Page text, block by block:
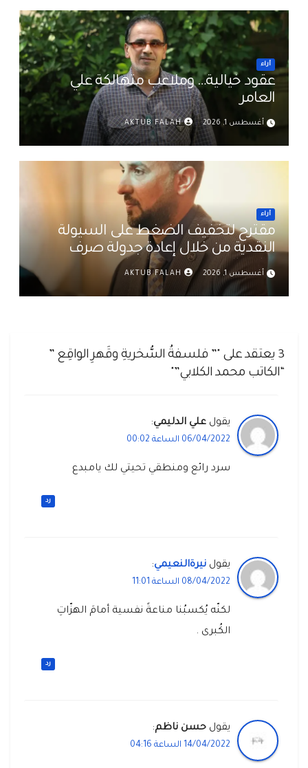
أراء
عقود خيالية… وملاعب متهالكة علي
العامر
أغسطس 1, 2026 AKTUB FALAH
أراء
مقترح لتخفيف الضغط على السيولة
النقدية من خلال إعادة جدولة صرف
رواتب الموظفين في العراق د. عمر حميد
أغسطس 1, 2026 AKTUB FALAH
3 يعتقد على "” فلسفةُ السُّخريةِ وقَهرِ الواقِع ”
“الكاتب محمد الكلابي”"
يقول علي الدليمي:
06/04/2022 الساعة 00:02
سرد رائع ومنطقي تحيتي لك يامبدع
رد
يقول نيرةالنعيمي:
08/04/2022 الساعة 11:01
لكنّه يُكسبُنا مناعةً نفسية أمامَ الهزّاتِ
الكُبرى .
رد
يقول حسن ناظم:
14/04/2022 الساعة 04:16